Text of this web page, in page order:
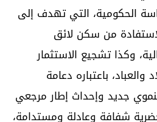
الحكومية، التي تهدف إلى
من سكن لائق
وكذا تشجيع الاستثمار
والعباد، باعتباره دعامة
جديد وإحداث إطار مرجعي
شفافة وعادلة ومستدامة،